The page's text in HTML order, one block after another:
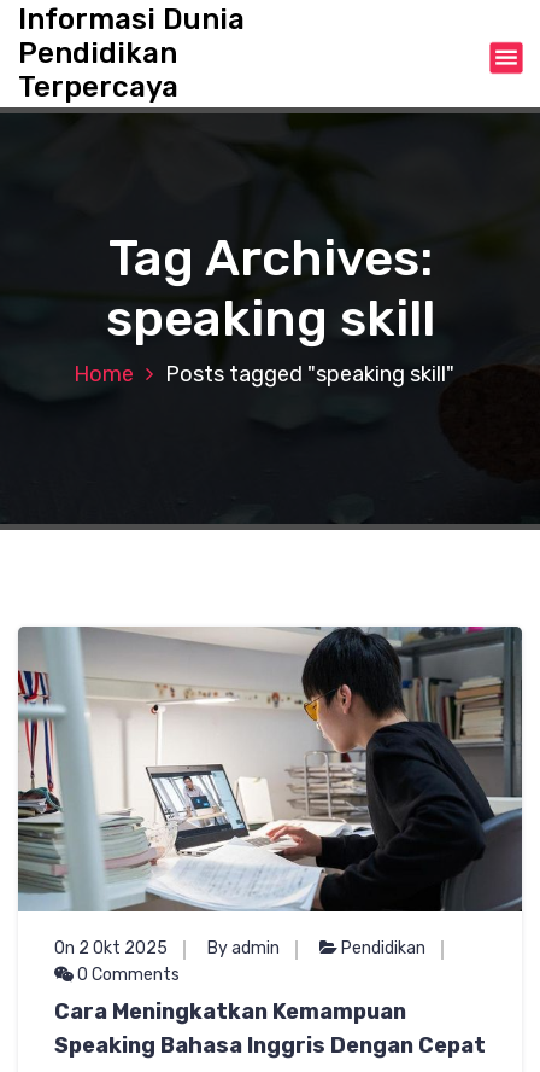
t
Informasi Dunia
Pendidikan
Terpercaya
Tag Archives:
speaking skill
Home Posts tagged "speaking skill"
On 2 Okt 2025 By admin
Pendidikan
0 Comments
Cara Meningkatkan Kemampuan
Speaking Bahasa Inggris Dengan Cepat